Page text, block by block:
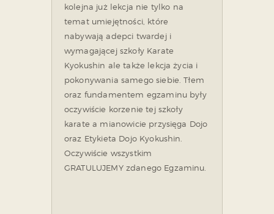
kolejna już lekcja nie tylko na
temat umiejętności, które
nabywają adepci twardej i
wymagającej szkoły Karate
Kyokushin ale także lekcja życia i
pokonywania samego siebie. Tłem
oraz fundamentem egzaminu były
oczywiście korzenie tej szkoły
karate a mianowicie przysięga Dojo
oraz Etykieta Dojo Kyokushin.
Oczywiście wszystkim
GRATULUJEMY zdanego Egzaminu.